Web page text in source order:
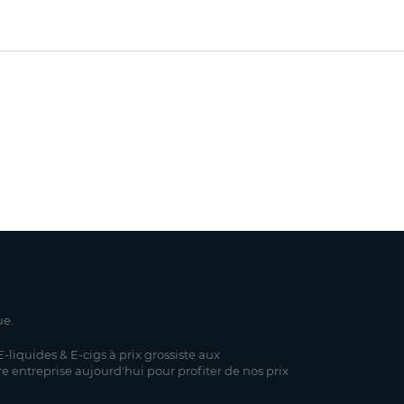
& E-cigs à prix grossiste aux
entreprise aujourd'hui pour profiter de nos prix